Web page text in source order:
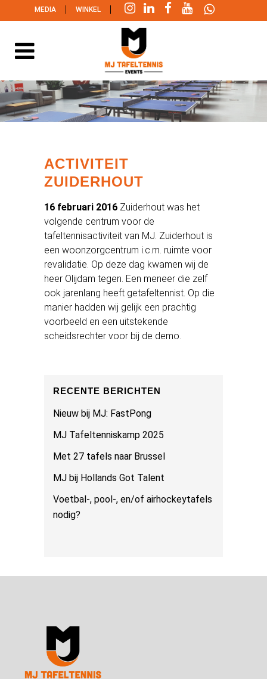
MEDIA | WINKEL |
ACTIVITEIT
ZUIDERHOUT
16 februari 2016 Zuiderhout was het
volgende centrum voor de
tafeltennisactiviteit van MJ. Zuiderhout is
een woonzorgcentrum i.c.m. ruimte voor
revalidatie. Op deze dag kwamen wij de
heer Olijdam tegen. Een meneer die zelf
ook jarenlang heeft getafeltennist. Op die
manier hadden wij gelijk een prachtig
voorbeeld en een uitstekende
scheidsrechter voor bij de demo.
RECENTE BERICHTEN
Nieuw bij MJ: FastPong
MJ Tafeltenniskamp 2025
Met 27 tafels naar Brussel
MJ bij Hollands Got Talent
Voetbal-, pool-, en/of airhockeytafels
nodig?